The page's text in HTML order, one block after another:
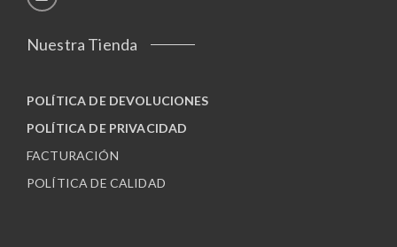
Nuestra Tienda
POLÍTICA DE DEVOLUCIONES
POLÍTICA DE PRIVACIDAD
FACTURACIÓN
POLÍTICA DE CALIDAD